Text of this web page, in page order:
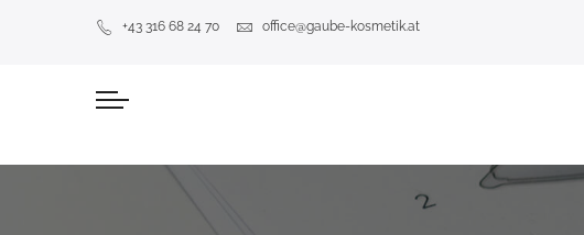
+43 316 68 24 70 office@gaube-kosmetik.at